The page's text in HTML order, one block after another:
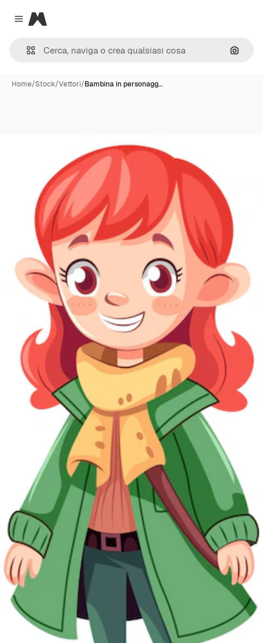
Close menu
Magnific
Cerca
Home/Stock/Vettori/Bambina in personagg…